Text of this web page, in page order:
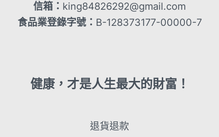
信箱： king84826292@gmail.com
食品業登錄字號： B-128373177-00000-7
健康，才是人生最大的財富！
退貨退款